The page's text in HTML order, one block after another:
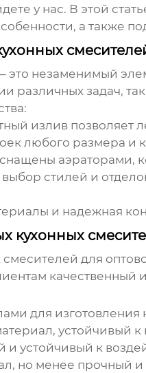
у нас. В этой
а также
– это незаменимый
различных задач,
излив позволяет
любого размера и
аэраторами,
стилей и
и надежная
кухонных
смесителей для
качественный
для изготовления
устойчивый к
и устойчивый к
но менее прочный и